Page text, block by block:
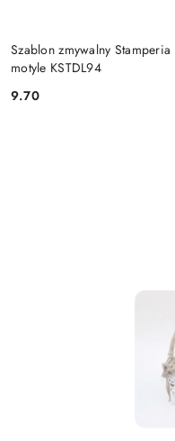
Szablon zmywalny
motyle KSTDL94
Cena:
9.70